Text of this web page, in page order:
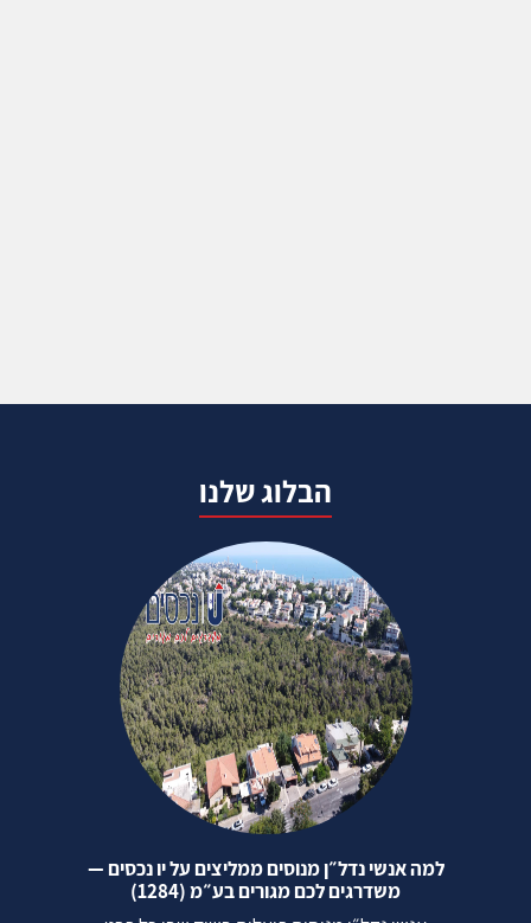
הבלוג שלנו
למה אנשי נדל״ן מנוסים ממליצים על יו נכסים —
משדרגים לכם מגורים בע״מ (1284)